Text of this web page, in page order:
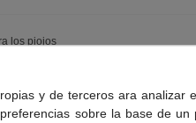
toca prepararse frente a los
y de terceros ara analizar
sobre la base de